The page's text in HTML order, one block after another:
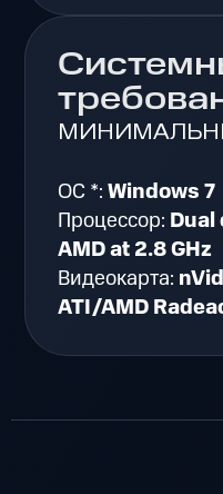
ОС *:Windows 7
Процессор: Dual
AMD at 2.8 GHz
Видеокарта:
ATI/AMD